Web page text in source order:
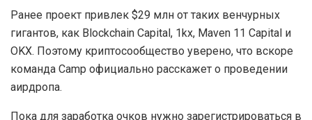
Ранее проект привлек $29 млн от таких венчурных
гигантов, как Blockchain Capital, 1kx, Maven 11 Capital и
OKX. Поэтому криптосообщество уверено, что вскоре
команда Camp официально расскажет о проведении
аирдропа.
Пока для заработка очков нужно зарегистрироваться в